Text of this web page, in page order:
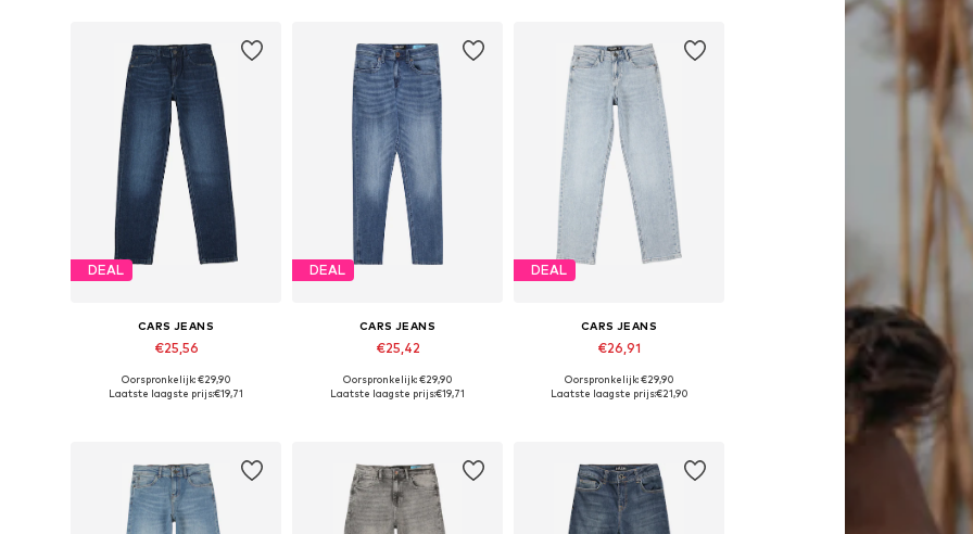
DEAL
CARS JEANS
€25,56
Beschikbaar in vele maten
Oorspronkelijk: €29,90
Laatste laagste prijs:€19,71
DEAL
CARS JEANS
€25,42
Beschikbaar in vele maten
Oorspronkelijk: €29,90
Laatste laagste prijs:€19,71
DEAL
CARS JEANS
€26,91
Beschikbaar in vele maten
Oorspronkelijk: €29,90
Laatste laagste prijs:€21,90